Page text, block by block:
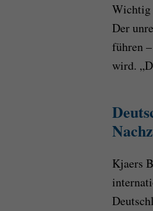
Wichtig
Der
führen
wird.
Kjaers